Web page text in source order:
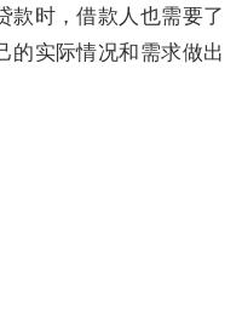
款时，借款人也需要了
的实际情况和需求做出